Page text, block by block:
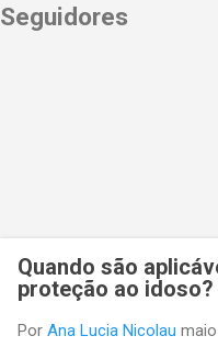
Seguidores
Quando são
proteção ao idoso?
Por Ana Lucia Nicolau